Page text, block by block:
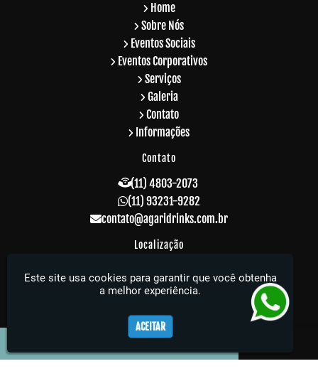
Home
Sobre Nós
Eventos Sociais
Eventos Corporativos
Serviços
Galeria
Contato
Informações
Contato
(11) 4803-2073
(11) 93231-9282
contato@agaridrinks.com.br
Localização
R. Acre, 229 - Vila Rosalia - Guarulhos / SP -
CEP: 07064-010
Agari Drinks - Sua festa muito mais elegante
Este site usa cookies para garantir que você obtenha
a melhor experiência.
ACEITAR